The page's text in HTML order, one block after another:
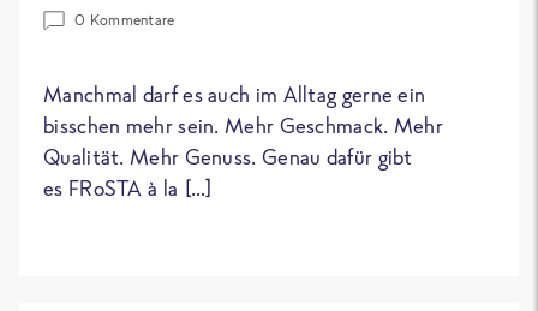
0 Kommentare
Manchmal darf es auch im Alltag gerne ein
bisschen mehr sein. Mehr Geschmack. Mehr
Qualität. Mehr Genuss. Genau dafür gibt
es FRoSTA à la […]